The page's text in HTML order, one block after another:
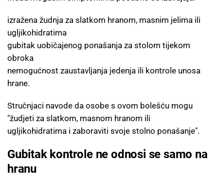
izražena žudnja za slatkom hranom, masnim jelima ili
ugljikohidratima
gubitak uobičajenog ponašanja za stolom tijekom
obroka
nemogućnost zaustavljanja jedenja ili kontrole unosa
hrane.
Stručnjaci navode da osobe s ovom bolešću mogu
"žudjeti za slatkom, masnom hranom ili
ugljikohidratima i zaboraviti svoje stolno ponašanje".
Gubitak kontrole ne odnosi se samo na
hranu